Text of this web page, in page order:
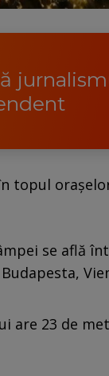
topul
se află
are 23 de